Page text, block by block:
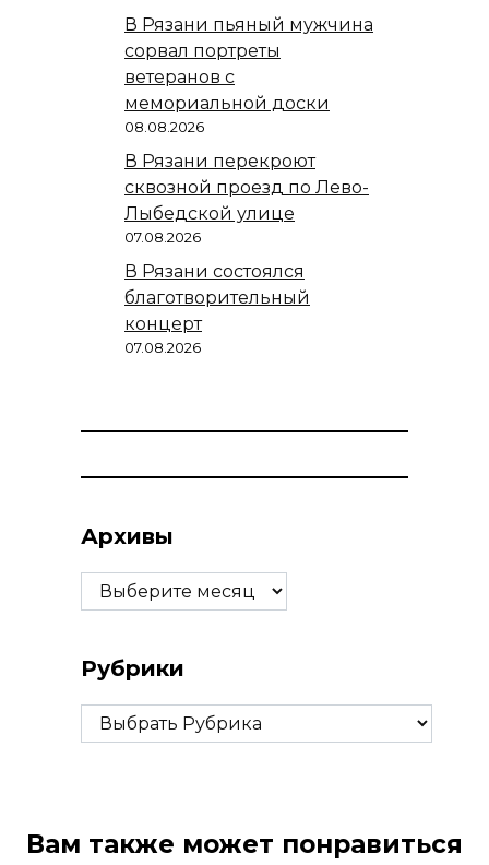
В Рязани пьяный мужчина
сорвал портреты
ветеранов с
мемориальной доски
08.08.2026
В Рязани перекроют
сквозной проезд по Лево-
Лыбедской улице
07.08.2026
В Рязани состоялся
благотворительный
концерт
07.08.2026
Архивы
Архивы
Рубрики
Рубрики
Вам также может понравиться